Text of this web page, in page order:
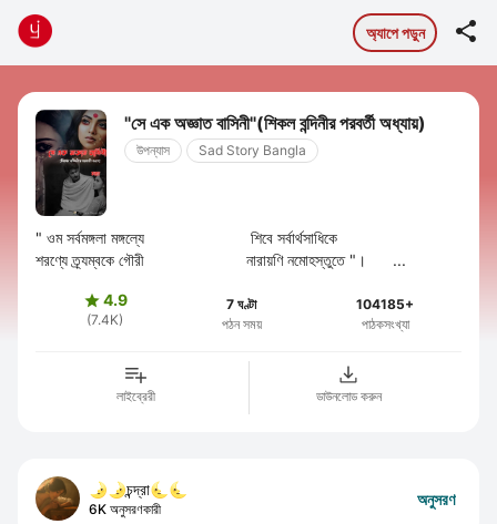
অ্যাপে পড়ুন 
"সে এক অজ্ঞাত বাসিনী"(শিকল বন্দিনীর পরবর্তী অধ্যায়)
উপন্যাস Sad Story Bangla
" ওম সর্বমঙ্গলা মঙ্গল্যে শিবে সর্বার্থসাধিকে
শরণ্যে ত্র্যম্বকে গৌরী নারায়ণি নমোহস্তুতে "। ...
4.9
(7.4K)
7 ঘণ্টা
পঠন সময়
104185+
পাঠকসংখ্যা
লাইব্রেরী ডাউনলোড করুন
🌛🌛চন্দ্রা🌜🌜
6K অনুসরণকারী
অনুসরণ